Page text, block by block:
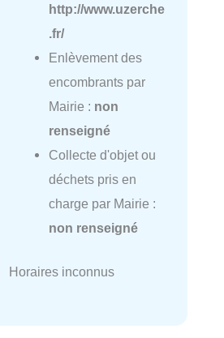
http://www.uzerche
.fr/
Enlèvement des
encombrants par
Mairie : non
renseigné
Collecte d'objet ou
déchets pris en
charge par Mairie :
non renseigné
Horaires inconnus